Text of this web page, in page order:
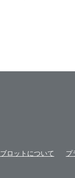
ブロットについて プ